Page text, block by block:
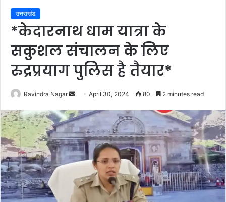
उत्तराखंड
*केदारनाथ धाम यात्रा के
सकुशल संचालन के लिए
रुद्रप्रयाग पुलिस है तैयार*
Ravindra Nagar
Send
email
April 30, 2024 80 2 minutes read